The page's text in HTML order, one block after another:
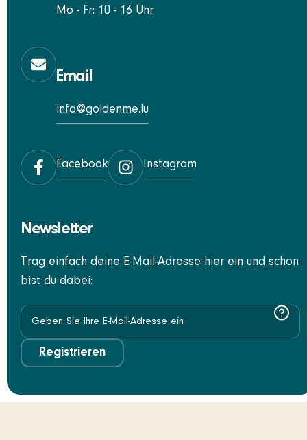
Mo - Fr: 10 - 16 Uhr
Email
info@goldenme.lu
Facebook Instagram
Newsletter
Trag einfach deine E-Mail-Adresse hier ein und schon
bist du dabei:
Registrieren